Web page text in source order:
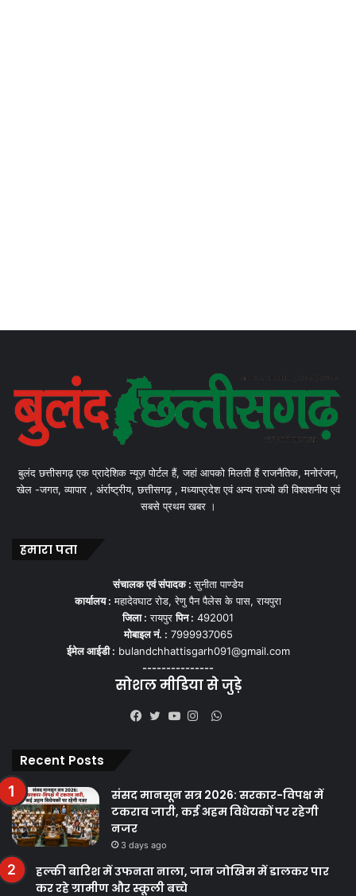
बुलंद छत्तीसगढ़ एक प्रादेशिक न्यूज़ पोर्टल हैं, जहां आपको मिलती हैं राजनैतिक, मनोरंजन,
खेल -जगत, व्यापार , अंर्राष्ट्रीय, छत्तीसगढ़ , मध्याप्रदेश एवं अन्य राज्यो की विश्वशनीय एवं
सबसे प्रथम खबर ।
हमारा पता
संचालक एवं संपादक :सुनीता पाण्डेय
कार्यालय : महादेवघाट रोड, रेणु पैन पैलेस के पास, रायपुरा
जिला : रायपुरपिन : 492001
मोबाइल नं. : 7999937065
ईमेल आईडी : bulandchhattisgarh091@gmail.com
---------------
सोशल मीडिया से जुड़े
WhatsApp
Recent Posts
संसद मानसून सत्र 2026: सरकार-विपक्ष में
टकराव जारी, कई अहम विधेयकों पर रहेगी
नजर
3 days ago
हल्की बारिश में उफनता नाला, जान जोखिम में डालकर पार
कर रहे ग्रामीण और स्कूली बच्चे